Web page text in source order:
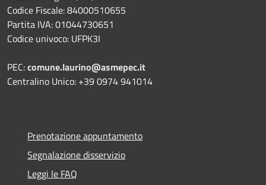
Codice Fiscale: 84000510655
Partita IVA: 01044730651
Codice univoco: UFPK3I
PEC:comune.laurino@asmepec.it
Centralino Unico: +39 0974 941014
Prenotazione appuntamento
Segnalazione disservizio
Leggi le FAQ